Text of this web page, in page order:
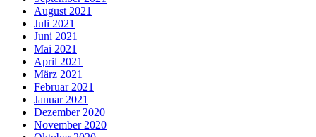
August 2021
Juli 2021
Juni 2021
Mai 2021
April 2021
März 2021
Februar 2021
Januar 2021
Dezember 2020
November 2020